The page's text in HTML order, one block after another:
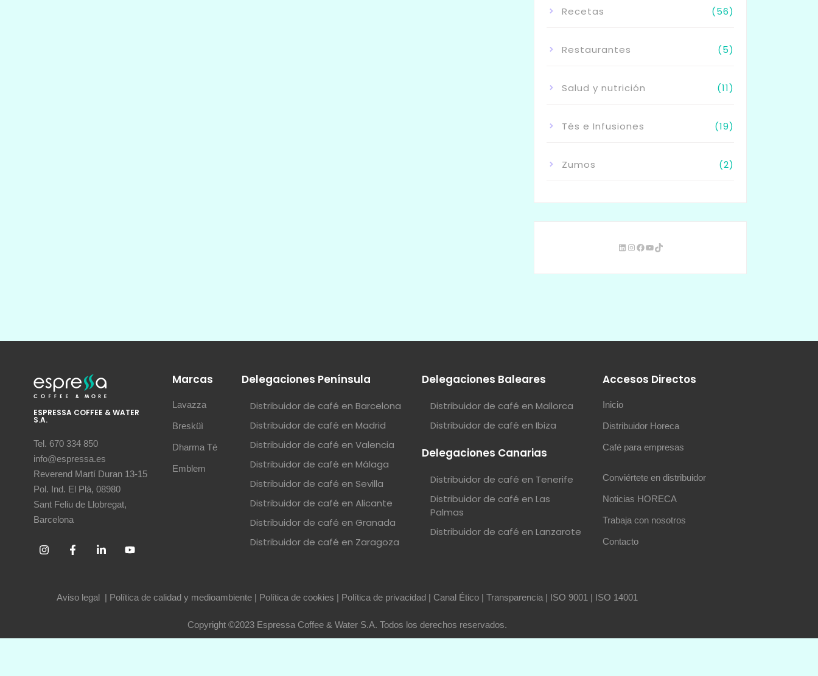
Recetas (56)
Restaurantes (5)
Salud y nutrición (11)
Tés e Infusiones (19)
Zumos (2)
ESPRESSA COFFEE & WATER
S.A.
Tel. 670 334 850
info@espressa.es
Reverend Martí Duran 13-15
Pol. Ind. El Plà, 08980
Sant Feliu de Llobregat,
Barcelona
Marcas
Lavazza
Bresküì
Dharma Té
Emblem
Delegaciones Península
Distribuidor de café en Barcelona
Distribuidor de café en Madrid
Distribuidor de café en Valencia
Distribuidor de café en Málaga
Distribuidor de café en Sevilla
Distribuidor de café en Alicante
Distribuidor de café en Granada
Distribuidor de café en Zaragoza
Delegaciones Baleares
Distribuidor de café en Mallorca
Distribuidor de café en Ibiza
Delegaciones Canarias
Distribuidor de café en Tenerife
Distribuidor de café en Las
Palmas
Distribuidor de café en Lanzarote
Accesos Directos
Inicio
Distribuidor Horeca
Café para empresas
Conviértete en distribuidor
Noticias HORECA
Trabaja con nosotros
Contacto
Aviso legal | Política de calidad y medioambiente| Política de cookies | Política de privacidad| Canal Ético| Transparencia| ISO 9001 | ISO 14001
Copyright ©2023 Espressa Coffee & Water S.A. Todos los derechos reservados.